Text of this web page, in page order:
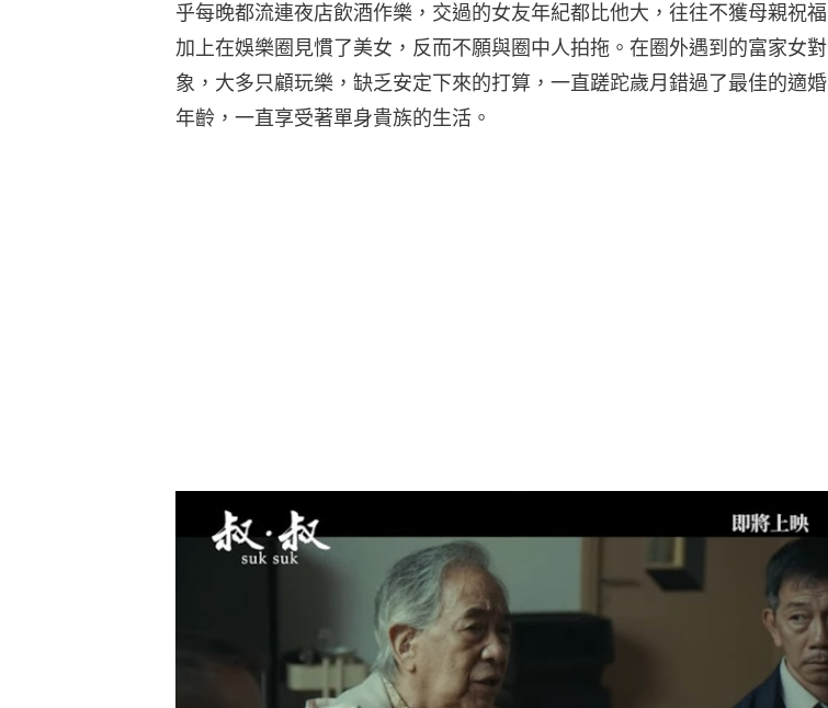
乎每晚都流連夜店飲酒作樂，交過的女友年紀都比他大，往往不獲母親祝福
加上在娛樂圈見慣了美女，反而不願與圈中人拍拖。在圈外遇到的富家女對
象，大多只顧玩樂，缺乏安定下來的打算，一直蹉跎歲月錯過了最佳的適婚
年齡，一直享受著單身貴族的生活。